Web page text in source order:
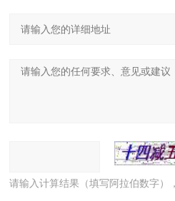
请输入计算结果（填写阿拉伯数字）